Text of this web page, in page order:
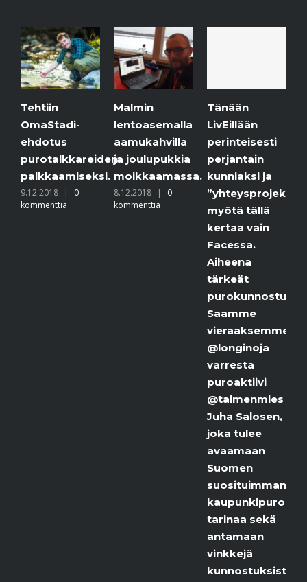
| 0
lentoasemalla
aamukahvilla
ja joulupukkia
moikkaamassa.
8.12.2018 | 0
kommenttia
Tänään
LivEillään
perinteisesti
perjantain
kunniaksi ja
”yhteysprojektimme”
myötä tällä
kertaa vain
Facessa.
Aiheena
tärkeät
purokunnostukset.
Saamme
vieraaksemme
@longinoja
varresta
puroaktiivi
@taimenmies
Juha Salosen,
joka tulee
avaamaan
Suomen
suosituimman
kaupunkipuron
tarinaa sekä
antamaan
vinkkejä
kunnostuksista
6.12.2018